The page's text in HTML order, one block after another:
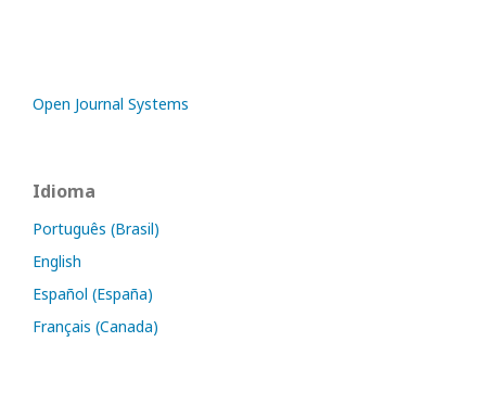
Open Journal Systems
Idioma
Português (Brasil)
English
Español (España)
Français (Canada)